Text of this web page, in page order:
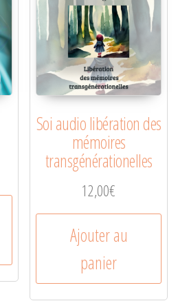
Soi audio libération des
mémoires
transgénérationelles
12,00€
Ajouter au
panier